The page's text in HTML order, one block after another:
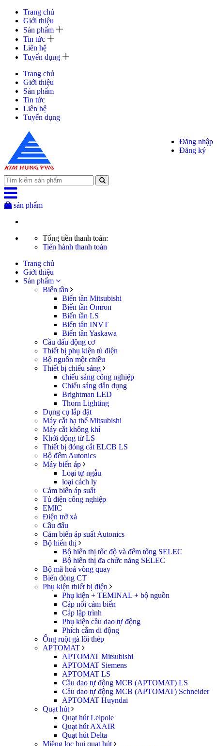
Trang chủ
Giới thiệu
Sản phẩm
Tin tức
Liên hệ
Tuyển dụng
Trang chủ
Giới thiệu
Sản phẩm
Tin tức
Liên hệ
Tuyển dụng
Đăng nhập
Đăng ký
sản phẩm
Tổng tiền thanh toán:
Tiến hành thanh toán
Trang chủ
Giới thiệu
Sản phẩm
Biến tần
Biến tần Mitsubishi
Biến tần Omron
Biến tần LS
Biến tần INVT
Biến tần Yaskawa
Cầu đấu động cơ
Thiết bị phụ kiện tủ điện
Bộ nguồn một chiều
Thiết bị chiếu sáng
chiếu sáng công nghiệp
Chiếu sáng dân dụng
Brightman LED
Thorn Lighting
Dụng cụ lắp đặt
Máy cắt hạ thế Mitsubishi
Máy cắt không khí
Khởi động từ LS
Thiết bị đóng cắt ELCB LS
Bộ đếm Autonics
Máy biến áp
Loại tự ngẫu
loại cách ly
Cảm biến áp suất
Tủ điện công nghiệp
EMIC
Điện trở xả
Cầu đấu
Cảm biến áp suất Autonics
Bộ hiển thị
Bộ hiển thị tốc độ và đếm tổng SELEC
Bộ hiển thị đa chức năng SELEC
Bộ mã hoá vòng quay
Biến dòng CT
Phụ kiện thiết bị điện
Phụ kiện + TEMINAL + bộ nguồn
Cáp nối cảm biến
Cáp lập trình
Phụ kiện cầu dao tự động
Phích cắm di động
Ống ruột gà lõi thép
APTOMAT
APTOMAT Mitsubishi
APTOMAT Siemens
APTOMAT LS
Cầu dao tự động MCB (APTOMAT) LS
Cầu dao tự động MCB (APTOMAT) Schneider
APTOMAT Huyndai
Quạt hút
Quạt hút Leipole
Quạt hút AXAIR
Quạt hút Delta
Miệng lọc bụi quạt hút